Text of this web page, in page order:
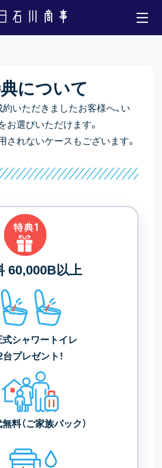
について
いただきましたお客様へ、い
お選びいただけます。
れないケースもございます。
60,000B以上
式シャワートイレ
台プレゼント！
料（ご家族パック）